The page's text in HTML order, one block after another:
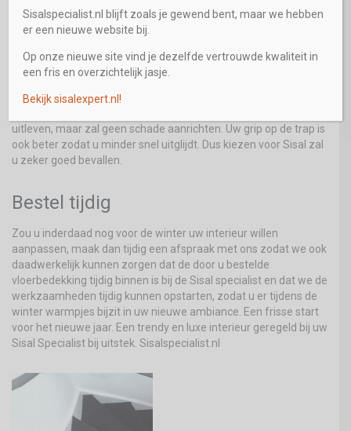
Uiteraard bent u vrij om te kiezen voor een ander materiaal dan
Sisal, maar vergeet niet dat Sisal een langere levensduur heeft
dan andere materialen en dat het heel goed is voor mensen
met een huisstof allergie. Het neemt namelijk geen stof op in de
vezels, zodat het er met een stofzuiger heel eenvoudig is uit te
zuigen. Daarbij is Sisal een hele sterke vezel die slijtvast is en
uitleven, maar zal geen schade aanrichten. Uw grip op de trap is
ook beter zodat u minder snel uitglijdt. Dus kiezen voor Sisal zal
u zeker goed bevallen.
Bestel tijdig
Zou u inderdaad nog voor de winter uw interieur willen
aanpassen, maak dan tijdig een afspraak met ons zodat we ook
daadwerkelijk kunnen zorgen dat de door u bestelde
vloerbedekking tijdig binnen is bij de Sisal specialist en dat we de
werkzaamheden tijdig kunnen opstarten, zodat u er tijdens de
winter warmpjes bijzit in uw nieuwe ambiance. Een frisse start
voor het nieuwe jaar. Een trendy en luxe interieur geregeld bij uw
Sisal Specialist bij uitstek. Sisalspecialist.nl
Sisalspecialist.nl blijft zoals je gewend bent, maar we hebben
er een nieuwe website bij.
Op onze nieuwe site vind je dezelfde vertrouwde kwaliteit in
een fris en overzichtelijk jasje.
Bekijk sisalexpert.nl!